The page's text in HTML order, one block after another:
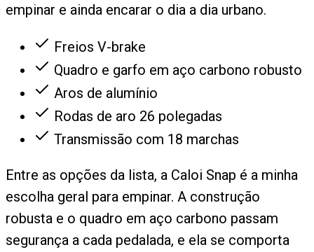
empinar e ainda encarar o dia a dia urbano.
Freios V-brake
Quadro e garfo em aço carbono robusto
Aros de alumínio
Rodas de aro 26 polegadas
Transmissão com 18 marchas
Entre as opções da lista, a Caloi Snap é a minha
escolha geral para empinar. A construção
robusta e o quadro em aço carbono passam
segurança a cada pedalada, e ela se comporta